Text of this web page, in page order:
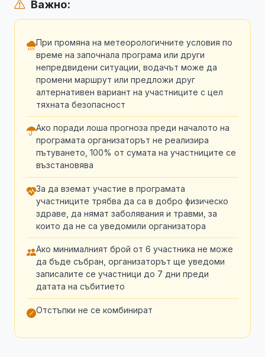
Важно:
При промяна на метеорологичните условия по
време на започнала програма или други
непредвидени ситуации, водачът може да
промени маршрут или предложи друг
алтернативен вариант на участниците с цел
тяхната безопасност
Ако поради лоша прогноза преди началото на
програмата организаторът не реализира
пътуването, 100% от сумата на участниците се
възстановява
За да вземат участие в програмата
участниците трябва да са в добро физическо
здраве, да нямат заболявания и травми, за
които да не са уведомили организатора
Ако минималният брой от 6 участника не може
да бъде събран, организаторът ще уведоми
записалите се участници до 7 дни преди
датата на събитието
Отстъпки не се комбинират